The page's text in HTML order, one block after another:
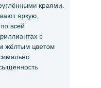
краями.
яркую,
всей
с
жёлтым цветом